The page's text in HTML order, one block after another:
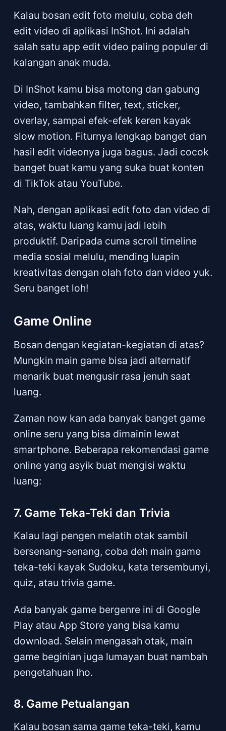
Kalau bosan edit foto melulu, coba deh
edit video di aplikasi InShot. Ini adalah
salah satu app edit video paling populer di
kalangan anak muda.
Di InShot kamu bisa motong dan gabung
video, tambahkan filter, text, sticker,
overlay, sampai efek-efek keren kayak
slow motion. Fiturnya lengkap banget dan
hasil edit videonya juga bagus. Jadi cocok
banget buat kamu yang suka buat konten
di TikTok atau YouTube.
Nah, dengan aplikasi edit foto dan video di
atas, waktu luang kamu jadi lebih
produktif. Daripada cuma scroll timeline
media sosial melulu, mending luapin
kreativitas dengan olah foto dan video yuk.
Seru banget loh!
Game Online
Bosan dengan kegiatan-kegiatan di atas?
Mungkin main game bisa jadi alternatif
menarik buat mengusir rasa jenuh saat
luang.
Zaman now kan ada banyak banget game
online seru yang bisa dimainin lewat
smartphone. Beberapa rekomendasi game
online yang asyik buat mengisi waktu
luang:
7. Game Teka-Teki dan Trivia
Kalau lagi pengen melatih otak sambil
bersenang-senang, coba deh main game
teka-teki kayak Sudoku, kata tersembunyi,
quiz, atau trivia game.
Ada banyak game bergenre ini di Google
Play atau App Store yang bisa kamu
download. Selain mengasah otak, main
game beginian juga lumayan buat nambah
pengetahuan lho.
8. Game Petualangan
Kalau bosan sama game teka-teki, kamu